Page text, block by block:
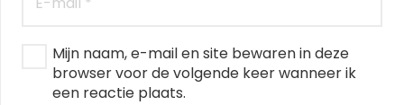
Mijn naam, e-mail en site bewaren in deze
browser voor de volgende keer wanneer ik
een reactie plaats.